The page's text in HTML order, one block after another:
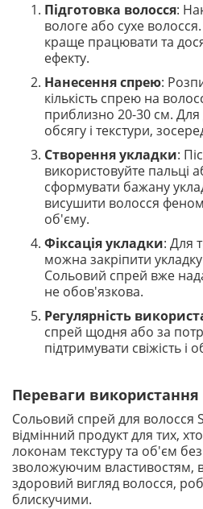
Підготовка волосся:
вологе або сухе
краще працювати та
ефекту.
Нанесення спрею:
кількість спрею на
приблизно 20-30 см.
обсягу і текстури,
Створення укладки:
використовуйте пальці
сформувати бажану
висушити волосся
об'єму.
Фіксація укладки: Для
можна закріпити
Сольовий спрей вже
не обов'язкова.
Регулярність
спрей щодня або за
підтримувати свіжість і
Переваги використання
Сольовий спрей для волосся
відмінний продукт для тих,
локонам текстуру та об'єм
зволожуючим властивостям,
здоровий вигляд волосся,
блискучими.